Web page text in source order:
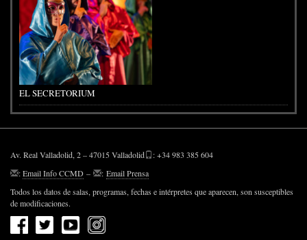
EL SECRETORIUM
Av. Real Valladolid, 2 – 47015 Valladolid
: +34 983 385 604
:Email Info CCMD – : Email Prensa
Todos los datos de salas, programas, fechas e intérpretes que aparecen, son susceptibles
de modificaciones.